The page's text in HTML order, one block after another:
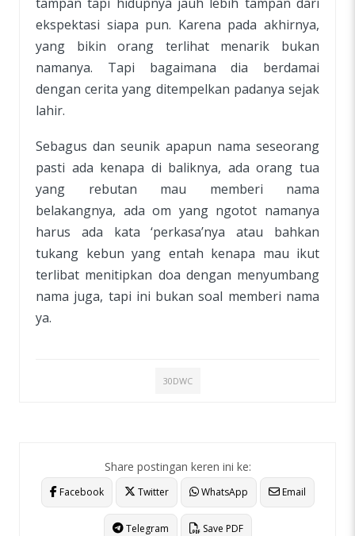
ekspektasi siapa pun. Karena pada akhirnya,
yang bikin orang terlihat menarik bukan
namanya. Tapi bagaimana dia berdamai
dengan cerita yang ditempelkan padanya sejak
lahir.
Sebagus dan seunik apapun nama seseorang
pasti ada kenapa di baliknya, ada orang tua
yang rebutan mau memberi nama
belakangnya, ada om yang ngotot namanya
harus ada kata ‘perkasa’nya atau bahkan
tukang kebun yang entah kenapa mau ikut
terlibat menitipkan doa dengan menyumbang
nama juga, tapi ini bukan soal memberi nama
ya.
30DWC
Share postingan keren ini ke:
Facebook Twitter WhatsApp Email
Telegram Save PDF